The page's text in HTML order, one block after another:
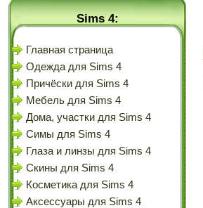
Sims 4:
Главная страница
Одежда для Sims 4
Причёски для Sims 4
Мебель для Sims 4
Дома, участки для Sims 4
Симы для Sims 4
Глаза и линзы для Sims 4
Скины для Sims 4
Косметика для Sims 4
Аксессуары для Sims 4